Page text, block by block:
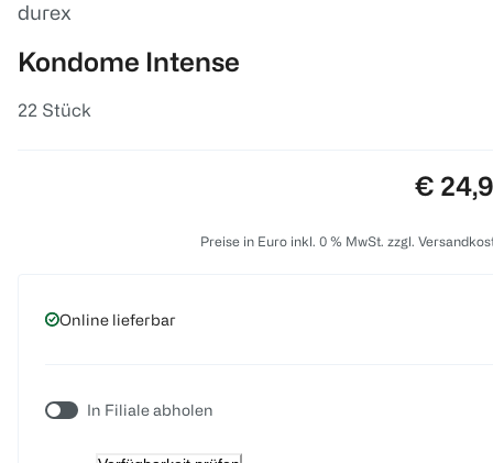
durex
Kondome Intense
22 Stück
Preis:
€
Preise in Euro inkl. 0 % MwSt. zzgl.
Online lieferbar
In Filiale abholen